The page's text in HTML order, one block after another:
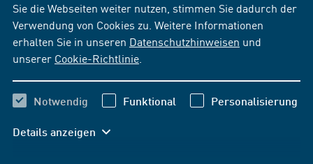
Sie die Webseiten weiter nutzen, stimmen Sie dadurch der
Verwendung von Cookies zu. Weitere Informationen
erhalten Sie in unseren Datenschutzhinweisen und
unserer Cookie-Richtlinie
Notwendig Funktional Personalisierung
Details anzeigen